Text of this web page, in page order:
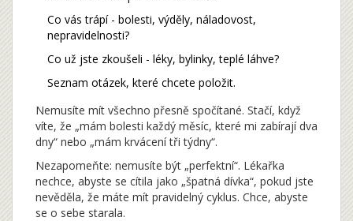
Co vás trápí - bolesti, výděly, náladovost,
nepravidelnosti?
Co už jste zkoušeli - léky, bylinky, teplé láhve?
Seznam otázek, které chcete položit.
Nemusíte mít všechno přesně spočítané. Stačí, když
víte, že „mám bolesti každý měsíc, které mi zabírají dva
dny“ nebo „mám krvácení tři týdny“.
Nezapomeňte: nemusíte být „perfektní“. Lékařka
nechce, abyste se cítila jako „špatná dívka“, pokud jste
nevěděla, že máte mít pravidelný cyklus. Chce, abyste
se o sebe starala.